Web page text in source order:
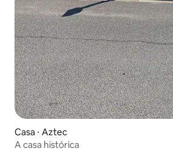
Casa ⋅ Aztec
A casa histórica